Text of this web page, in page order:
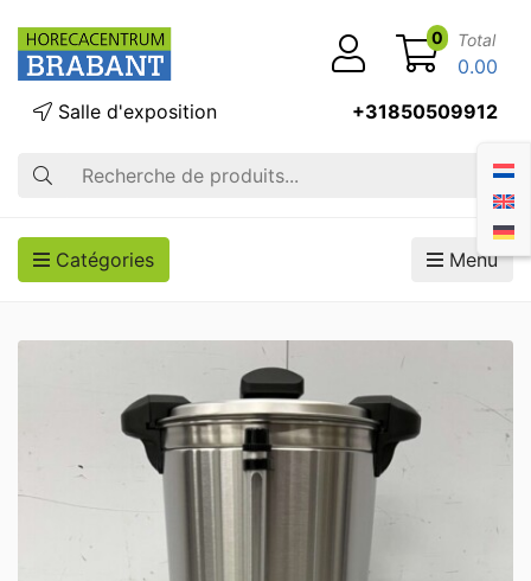
Recherche
Salle d'exposition +31850509912
0 Total
0.00
Catégories Menu